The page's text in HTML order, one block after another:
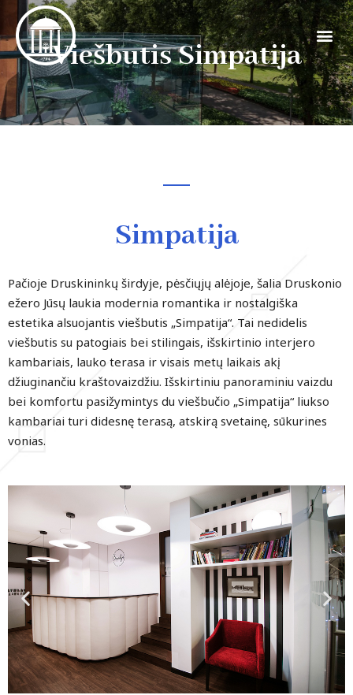
Viešbutis Simpatija
Simpatija
Pačioje Druskininkų širdyje, pėsčiųjų alėjoje, šalia Druskonio
ežero Jūsų laukia modernia romantika ir nostalgiška
estetika alsuojantis viešbutis „Simpatija“. Tai nedidelis
viešbutis su patogiais bei stilingais, išskirtinio interjero
kambariais, lauko terasa ir visais metų laikais akį
džiuginančiu kraštovaizdžiu. Išskirtiniu panoraminiu vaizdu
bei komfortu pasižymintys du viešbučio „Simpatija“ liukso
kambariai turi didesnę terasą, atskirą svetainę, sūkurines
vonias.